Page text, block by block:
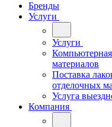
Бренды
Услуги
Услуги
материалов
Поставка
отделочных
Услуга
Компания